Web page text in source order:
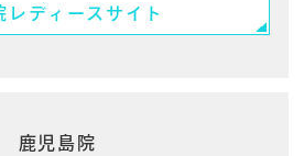
レディースサイト
鹿児島院